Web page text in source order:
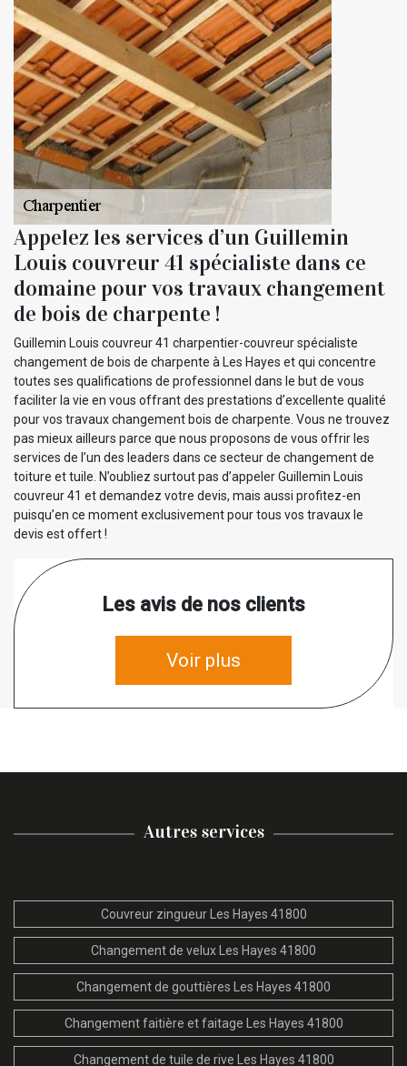
Appelez les services d’un Guillemin
Louis couvreur 41 spécialiste dans ce
domaine pour vos travaux changement
de bois de charpente !
Guillemin Louis couvreur 41 charpentier-couvreur spécialiste
changement de bois de charpente à Les Hayes et qui concentre
toutes ses qualifications de professionnel dans le but de vous
faciliter la vie en vous offrant des prestations d’excellente qualité
pour vos travaux changement bois de charpente. Vous ne trouvez
pas mieux ailleurs parce que nous proposons de vous offrir les
services de l’un des leaders dans ce secteur de changement de
toiture et tuile. N’oubliez surtout pas d’appeler Guillemin Louis
couvreur 41 et demandez votre devis, mais aussi profitez-en
puisqu’en ce moment exclusivement pour tous vos travaux le
devis est offert !
Les avis de nos clients
Voir plus
Autres services
Couvreur zingueur Les Hayes 41800
Changement de velux Les Hayes 41800
Changement de gouttières Les Hayes 41800
Changement faitière et faitage Les Hayes 41800
Changement de tuile de rive Les Hayes 41800